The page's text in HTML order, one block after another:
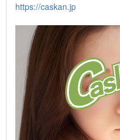
https://caskan.jp